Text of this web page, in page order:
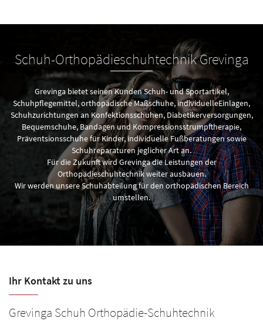
Schuh-Orthopädieschuhtechnik Grevinga
Grevinga bietet seinen Kunden Schuh- und Sportartikel,
Schuhpflegemittel, orthopädische Maßschuhe, individuelleEinlagen,
Schuhzurichtungen an Konfektionsschuhen, Diabetikerversorgungen,
Bequemschuhe, Bandagen und Kompressionsstrumpftherapie,
Präventsionsschuhe für Kinder, individuelle Fußberatungen sowie
Schuhreparaturen jeglicher Art an.
Für die Zukunft wird Grevinga die Leistungen der
Orthopädieschuhtechnik weiter ausbauen.
Wir werden unsere Schuhabteilung für den orthopädischen Bereich
umstellen.
Ihr Kontakt zu uns
Grevinga Schuh Orthopädie-Schuhtechnik